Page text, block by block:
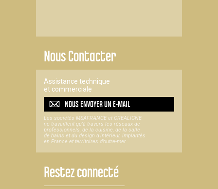
Nous Contacter
Assistance technique
et commerciale
NOUS ENVOYER UNE-MAIL
Les sociétés MSAFRANCE et CREALIGNE
ne travaillent qu'à travers les réseaux de
professionnels, de la cuisine, de la salle
de bains et du design d'intérieur, implantés
en France et territoires d’outre-mer.
Restez connecté